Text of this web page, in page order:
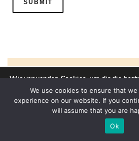
beiDer Dreiliterwagen im
Update zum Mercedes W126
Der Beifahrer-Airbag
Wir verwenden Cookies, um dir die
unserer Website zu bieten.
In den
Einstellungen
kannst du
verwenden oder sie ausschalten.
We use cookies to ensure that
experience on our website. If you
will assume that you are
Ok